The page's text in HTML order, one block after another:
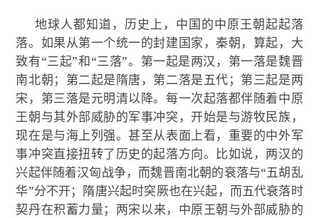
地球人都知道，历史上，中国的中原王朝起起落
落。如果从第一个统一的封建国家，秦朝，算起，大
致有“三起”和“三落”。第一起是两汉，第一落是魏晋
南北朝；第二起是隋唐，第二落是五代；第三起是两
宋，第三落是元明清以降。每一次起落都伴随着中原
王朝与其外部威胁的军事冲突，开始是与游牧民族，
现在是与海上列强。甚至从表面上看，重要的中外军
事冲突直接扭转了历史的起落方向。比如说，两汉的
兴起伴随着汉匈战争，而魏晋南北朝的衰落与“五胡乱
华”分不开；隋唐兴起时突厥也在兴起，而五代衰落时
契丹在积蓄力量；两宋以来，中原王朝与外部威胁的